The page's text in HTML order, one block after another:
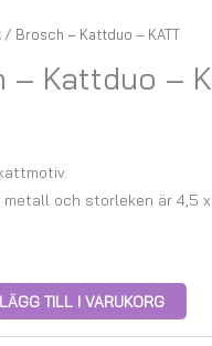
/ Brosch – Kattduo – KATT
– Kattduo –
och storleken är 4,5
LÄGG TILL I VARUKORG